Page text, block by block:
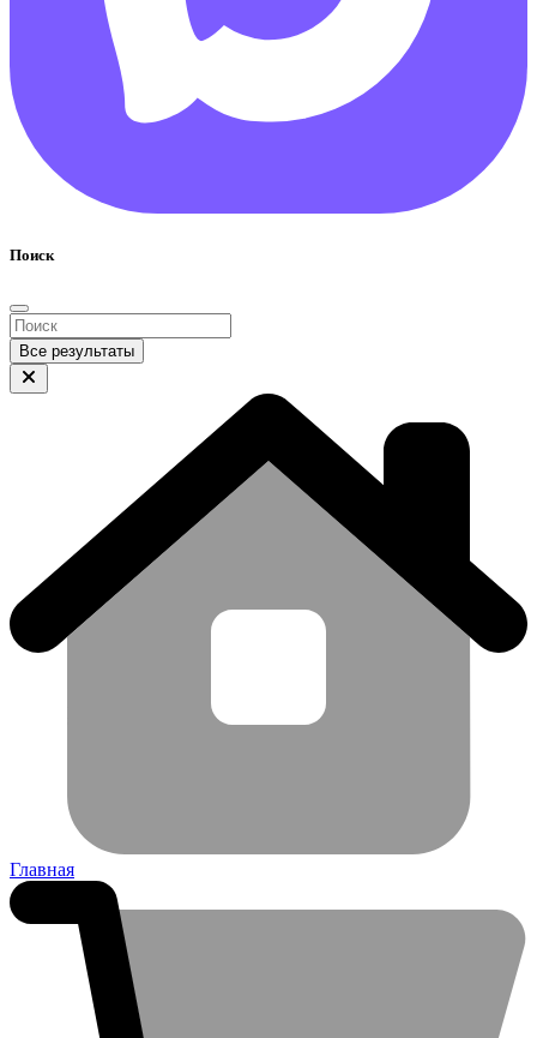
Поиск
Все результаты
Главная